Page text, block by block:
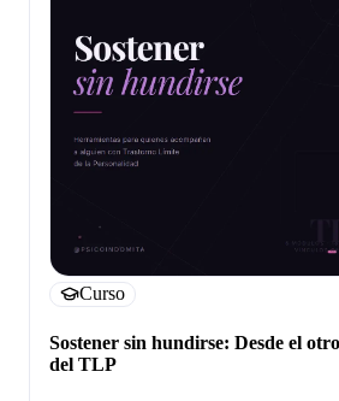
Curso
Sostener sin hundirse: Desde el
del TLP